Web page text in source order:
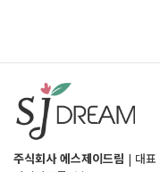
주식회사 에스제이드림 | 대